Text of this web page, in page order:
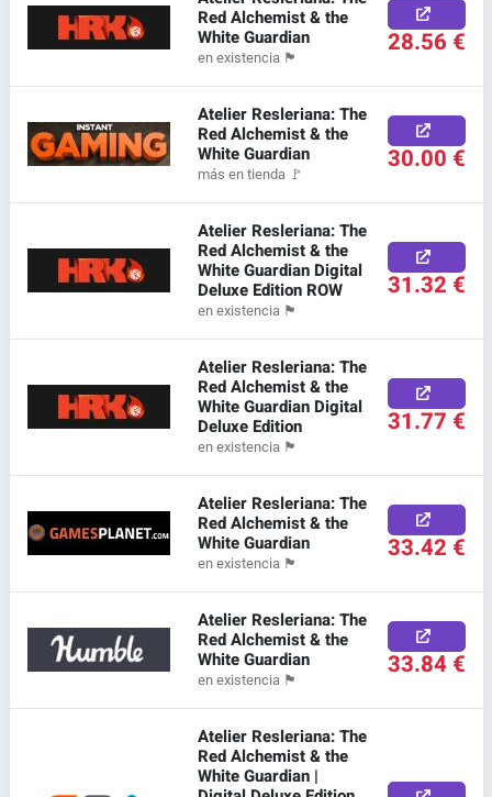
Red Alchemist & the
White Guardian
en existencia 🏴 28.56 €
Atelier Resleriana: The
Red Alchemist & the
White Guardian
más en tienda 🚩 30.00 €
Atelier Resleriana: The
Red Alchemist & the
White Guardian Digital
Deluxe Edition ROW
en existencia 🏴
31.32 €
Atelier Resleriana: The
Red Alchemist & the
White Guardian Digital
Deluxe Edition
en existencia 🏴
31.77 €
Atelier Resleriana: The
Red Alchemist & the
White Guardian
en existencia 🏴 33.42 €
Atelier Resleriana: The
Red Alchemist & the
White Guardian
en existencia 🏴 33.84 €
Atelier Resleriana: The
Red Alchemist & the
White Guardian |